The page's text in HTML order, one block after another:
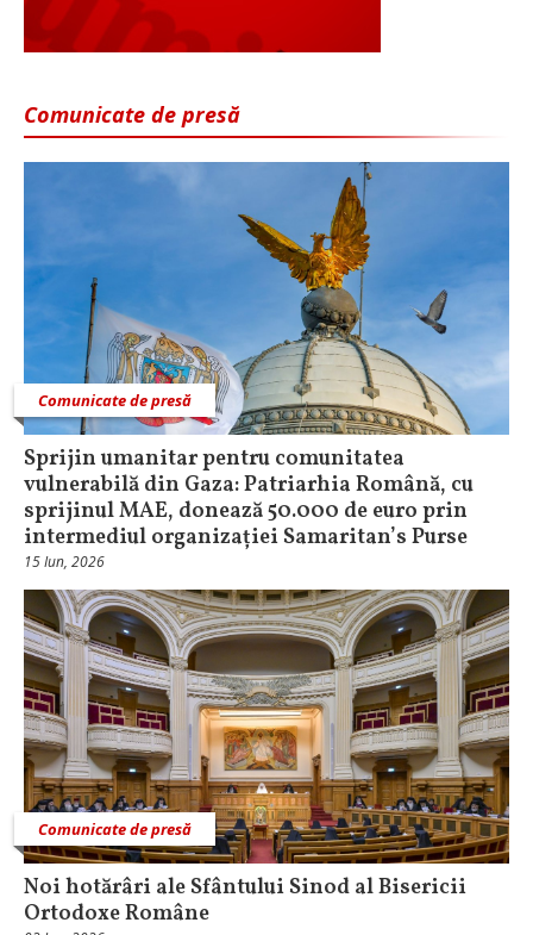
Comunicate de presă
Comunicate de presă
Sprijin umanitar pentru comunitatea
vulnerabilă din Gaza: Patriarhia Română, cu
sprijinul MAE, donează 50.000 de euro prin
intermediul organizației Samaritan’s Purse
15 Iun, 2026
Comunicate de presă
Noi hotărâri ale Sfântului Sinod al Bisericii
Ortodoxe Române